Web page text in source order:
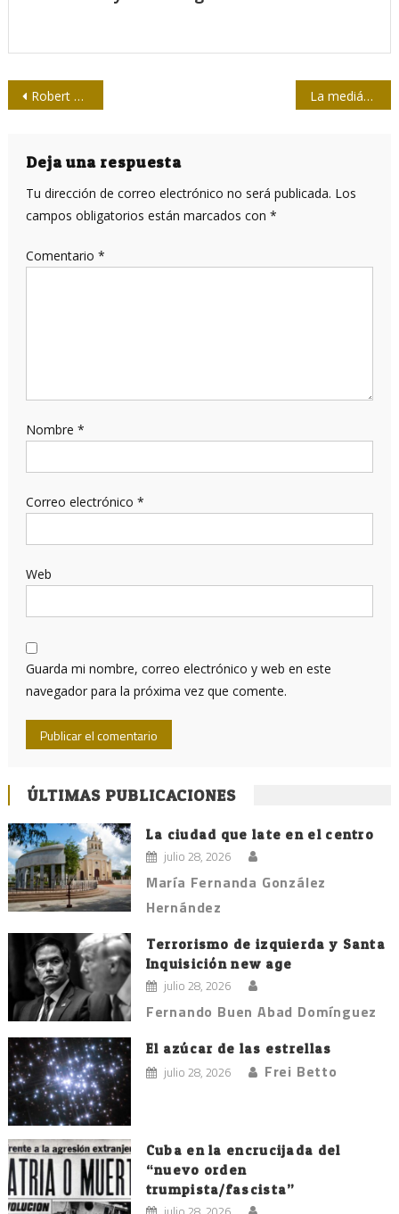
Navegación
entradas
Robert Fisk, las brasas y el fuego La mediática historia de Petra von Kant
Deja una respuesta
Tu dirección de correo electrónico no será publicada. Los
campos obligatorios están marcados con *
Comentario *
Nombre *
Correo electrónico *
Web
Guarda mi nombre, correo electrónico y web en este
navegador para la próxima vez que comente.
ÚLTIMAS PUBLICACIONES
La ciudad que late en el centro
julio 28, 2026
María Fernanda González
Hernández
Terrorismo de izquierda y Santa
Inquisición new age
julio 28, 2026
Fernando Buen Abad Domínguez
El azúcar de las estrellas
julio 28, 2026 Frei Betto
Cuba en la encrucijada del
“nuevo orden
trumpista/fascista”